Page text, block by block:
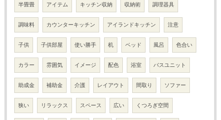
半畳畳 アイテム キッチン収納 収納術 調理器具
調味料 カウンターキッチン アイランドキッチン 注意
子供 子供部屋 使い勝手 机 ベッド 風呂 色合い
カラー 雰囲気 イメージ 配色 浴室 バスユニット
助成金 補助金 介護 レイアウト 間取り ソファー
狭い リラックス スペース 広い くつろぎ空間